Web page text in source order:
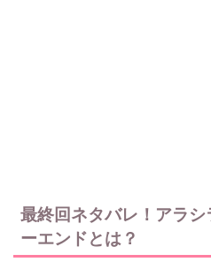
最終回ネタバレ！アラ
ーエンドとは？